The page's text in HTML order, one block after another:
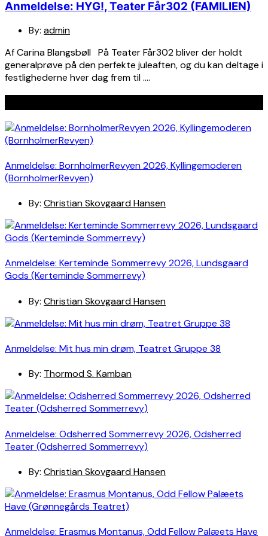
Anmeldelse: HYG!, Teater Får302 (FAMILIEN)
By: admin
Af Carina Blangsbøll På Teater Får302 bliver der holdt
generalprøve på den perfekte juleaften, og du kan deltage i
festlighederne hver dag frem til ….
Anmeldelse: BornholmerRevyen 2026, Kyllingemoderen
(BornholmerRevyen)
By: Christian Skovgaard Hansen
Anmeldelse: Kerteminde Sommerrevy 2026, Lundsgaard
Gods (Kerteminde Sommerrevy)
By: Christian Skovgaard Hansen
Anmeldelse: Mit hus min drøm, Teatret Gruppe 38
By: Thormod S. Kamban
Anmeldelse: Odsherred Sommerrevy 2026, Odsherred
Teater (Odsherred Sommerrevy)
By: Christian Skovgaard Hansen
Anmeldelse: Erasmus Montanus, Odd Fellow Palæets Have